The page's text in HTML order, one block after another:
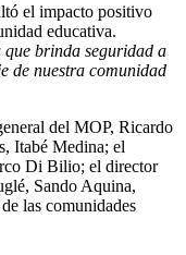
el impacto positivo
educativa.
que brinda seguridad a
de nuestra comunidad
del MOP, Ricardo
Itabé Medina; el
Di Bilio; el director
Sando Aquina,
las comunidades